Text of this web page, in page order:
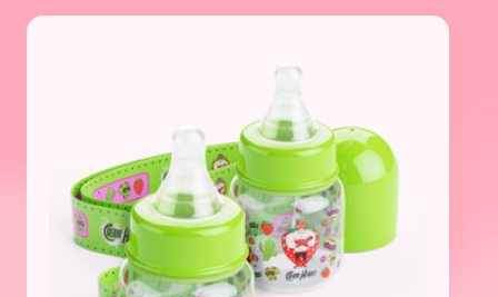
precios:
6,00€
hasta
11,99€
producto
múltiples
variantes.
Las
opciones
se
pueden